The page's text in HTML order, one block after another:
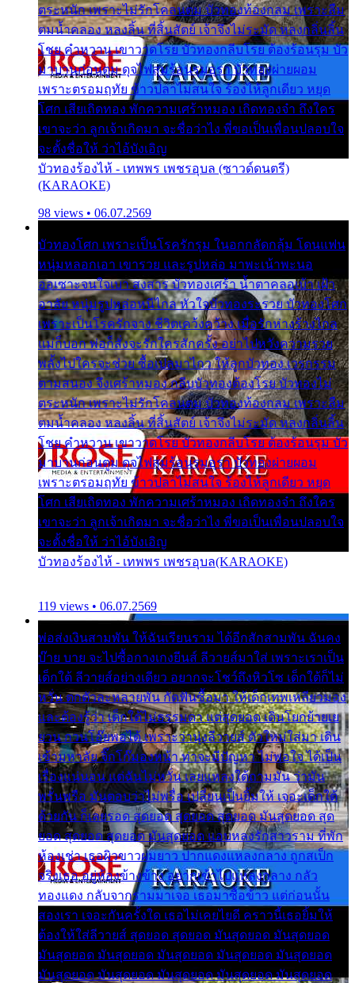
ตระหนัก เพราะไม่รักโคลนตม บัวทองท้องกลม เพราะลืม
ตมน้ำคลอง หลงลิ้น ที่สิ้นสัตย์ เจ้าจึงไม่ระมัด หลงกลิ่นลิ้น
โชย คำหวาน เขาวาดโรย บัวทองกลีบโรย ต้องร้อนรุม บัว
มาบานก่อนตูม ดุจไฟสุมร้อนรุมอุรา บัวทองผ่ายผอม
เพราะตรอมฤทัย ข้าวปลาไม่สนใจ ร้องไห้ลูกเดียว หยุด
โศก เสียเถิดทอง พักความเศร้าหมอง เถิดทองจ๋า ถึงใคร
เขาจะว่า ลูกเจ้าเกิดมา จะชื่อว่าไง พี่ขอเป็นเพื่อนปลอบใจ
จะตั้งชื่อให้ ว่าไอ้บังเอิญ
บัวทองร้องไห้ - เทพพร เพชรอุบล (ซาวด์ดนตรี)
(KARAOKE)
98 views • 06.07.2569
บัวทองโศก เพราะเป็นโรครักรุม ในอกกลัดกลุ้ม โดนแฟน
หนุ่มหลอกเอา เขารวย และรูปหล่อ มาพะเน้าพะนอ
ออเซาะจนใจเบา สงสาร บัวทองเศร้า น้ำตาคลอเบ้า เฝ้า
อาลัย หนุ่มรูปหล่อหนีไกล หัวใจบัวทองระรวย บัวทองโศก
เพราะเป็นโรครักจาง ชีวิตเคว้งคว้าง เมื่อรักห่างร้างไกล
แม่ก็บอก พ่อก็สั่งจะรักใครสักครั้ง อย่าไปหวังความรวย
พลั้งไปใครจะช่วย ซื้อเปลมาไกว ให้ลูกบัวทอง เวรกรรม
ตามสนอง จึงเศร้าหมอง กลีบบัวทองต้องโรย บัวทองไม่
ตระหนัก เพราะไม่รักโคลนตม บัวทองท้องกลม เพราะลืม
ตมน้ำคลอง หลงลิ้น ที่สิ้นสัตย์ เจ้าจึงไม่ระมัด หลงกลิ่นลิ้น
โชย คำหวาน เขาวาดโรย บัวทองกลีบโรย ต้องร้อนรุม บัว
มาบานก่อนตูม ดุจไฟสุมร้อนรุมอุรา บัวทองผ่ายผอม
เพราะตรอมฤทัย ข้าวปลาไม่สนใจ ร้องไห้ลูกเดียว หยุด
โศก เสียเถิดทอง พักความเศร้าหมอง เถิดทองจ๋า ถึงใคร
เขาจะว่า ลูกเจ้าเกิดมา จะชื่อว่าไง พี่ขอเป็นเพื่อนปลอบใจ
จะตั้งชื่อให้ ว่าไอ้บังเอิญ
บัวทองร้องไห้ - เทพพร เพชรอุบล(KARAOKE)
119 views • 06.07.2569
พ่อส่งเงินสามพัน ให้ฉันเรียนราม ได้อีกสักสามพัน ฉันคง
บ๊าย บาย จะไปซื้อกางเกงยีนส์ ลีวายส์มาใส่ เพราะเราเป็น
เด็กใต้ ลีวายส์อย่างเดียว อยากจะโชว์ถึงหิวโซ เด็กใต้ก็ไม่
หวั่น ตกตัวละหลายพัน กัดฟันซื้อมา ให้เด็กเทพเหลียวมอง
และต้องรู้ว่า เด็กใต้ไม่ธรรมดา แต่สุดยอด เดินโยกย้ายเย
ยวน กวนโอ๊ยพอได้ เพราะว่านุ่งลีวายส์ ตัวใหม่ใส่มา เดิน
เข้ามหาลัย จิ๊กโก๊มองหน้า ท่าจะมีปัญหา ไม่พอใจ ได้เป็น
เรื่องแน่นอน แต่ฉันไม่หวั่น เลยแหลงใต้ถามมัน ว่ามัน
พรั่นพรือ มันตอบว่าไม่พรื่อ เปลี่ยนเป็นยิ้มให้ เจอะเด็กใต้
ด้วยกัน ก็เลยรอด สุดยอด สุดยอด สุดยอด มันสุดยอด สุด
ยอด สุดยอด สุดยอด มันสุดยอด แอบหลงรักสาวราม ที่พัก
ห้องเช่า เธอผิวขาวผมยาว ปากแดงแหลงกลาง ถูกสเป็ก
จริงเธอ อยู่ห้องข้างข้าง อยากเข้าไปแหลงกลาง กลัว
ทองแดง กลับจากรามมาเจอ เธอมาซื้อข้าว แต่ก่อนนั้น
สองเรา เจอะกันครั้งใด เธอไม่เคยไยดี คราวนี้เธอยิ้มให้
ต้องให้ใส่ลีวายส์ สุดยอด สุดยอด มันสุดยอด มันสุดยอด
มันสุดยอด มันสุดยอด มันสุดยอด มันสุดยอด มันสุดยอด
มันสุดยอด มันสุดยอด มันสุดยอด มันสุดยอด มันสุดยอด